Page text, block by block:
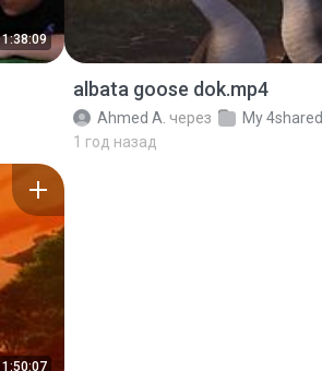
1:38:09
albata goose dok.mp4
Ahmed A. через
My 4shared
1 год назад
1:50:07